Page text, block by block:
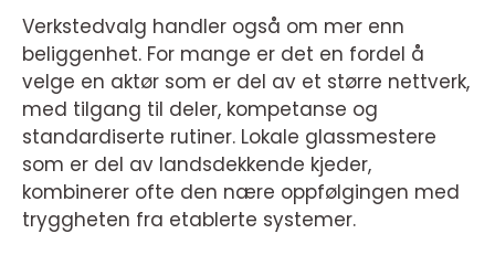
Verkstedvalg handler også om mer enn
beliggenhet. For mange er det en fordel å
velge en aktør som er del av et større nettverk,
med tilgang til deler, kompetanse og
standardiserte rutiner. Lokale glassmestere
som er del av landsdekkende kjeder,
kombinerer ofte den nære oppfølgingen med
tryggheten fra etablerte systemer.